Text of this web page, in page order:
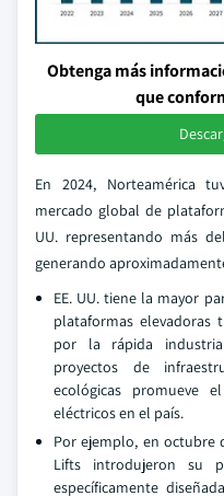
Obtenga más
que
En 2024, Norteamérica
mercado global de
UU. representando más
generando
EE. UU. tiene la mayor
plataformas elevadoras
por la rápida
proyectos de
ecológicas promueve
eléctricos en el país.
Por ejemplo, en octubre
Lifts introdujeron su
específicamente